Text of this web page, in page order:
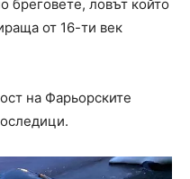
бреговете, ловът който
от 16-ти век
на Фарьорските